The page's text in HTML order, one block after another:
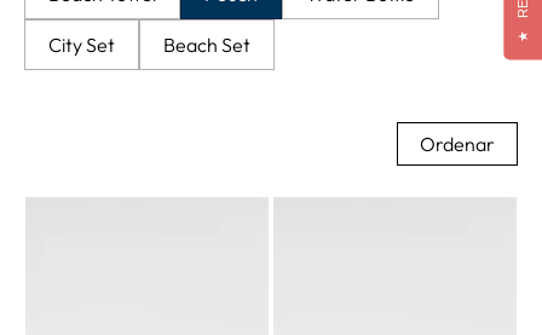
City Set Beach Set
Ordenar
★